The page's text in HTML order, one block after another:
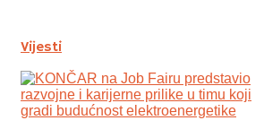
Vijesti